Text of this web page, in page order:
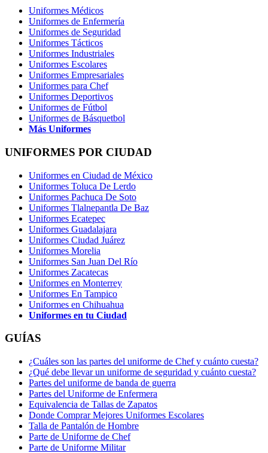
Uniformes Médicos
Uniformes de Enfermería
Uniformes de Seguridad
Uniformes Tácticos
Uniformes Industriales
Uniformes Escolares
Uniformes Empresariales
Uniformes para Chef
Uniformes Deportivos
Uniformes de Fútbol
Uniformes de Básquetbol
Más Uniformes
UNIFORMES POR CIUDAD
Uniformes en Ciudad de México
Uniformes Toluca De Lerdo
Uniformes Pachuca De Soto
Uniformes Tlalnepantla De Baz
Uniformes Ecatepec
Uniformes Guadalajara
Uniformes Ciudad Juárez
Uniformes Morelia
Uniformes San Juan Del Río
Uniformes Zacatecas
Uniformes en Monterrey
Uniformes En Tampico
Uniformes en Chihuahua
Uniformes en tu Ciudad
GUÍAS
¿Cuáles son las partes del uniforme de Chef y cuánto cuesta?
¿Qué debe llevar un uniforme de seguridad y cuánto cuesta?
Partes del uniforme de banda de guerra
Partes del Uniforme de Enfermera
Equivalencia de Tallas de Zapatos
Donde Comprar Mejores Uniformes Escolares
Talla de Pantalón de Hombre
Parte de Uniforme de Chef
Parte de Uniforme Militar